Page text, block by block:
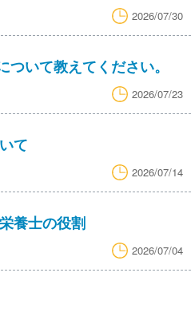
2026/07/30
いて教えてください。
2026/07/23
て
2026/07/14
養士の役割
2026/07/04